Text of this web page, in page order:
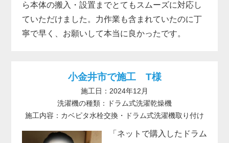
ら本体の搬入・設置までとてもスムーズに対応し
ていただけました。力作業も含まれていたのに丁
寧で早く、お願いして本当に良かったです。
小金井市で施工 T様
施工日：2024年12月
洗濯機の種類：ドラム式洗濯乾燥機
施工内容：カベピタ水栓交換・ドラム式洗濯機取り付け
「ネットで購入したドラム